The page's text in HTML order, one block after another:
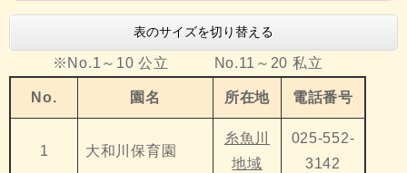
表のサイズを切り替える
※No.1～10 公立 No.11～20 私立
No. 園名 所在地 電話番号
1 大和川保育園
糸魚川
地域
025-552-
3142